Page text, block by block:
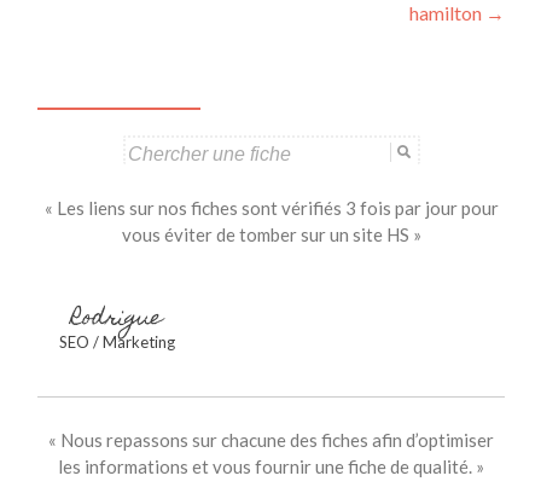
hamilton →
« Les liens sur nos fiches sont vérifiés 3 fois par jour pour
vous éviter de tomber sur un site HS »
Rodrigue
SEO / Marketing
« Nous repassons sur chacune des fiches afin d’optimiser
les informations et vous fournir une fiche de qualité. »